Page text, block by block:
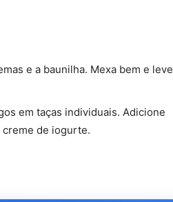
e a baunilha. Mexa bem e leve
em taças individuais. Adicione
creme de iogurte.